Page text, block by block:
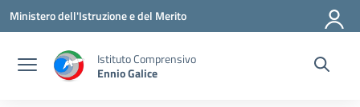
Vai ai contenuti
Vai al menu di navigazione
Vai al footer
Ministero dell'Istruzione e del Merito
Istituto Comprensivo
Ennio Galice